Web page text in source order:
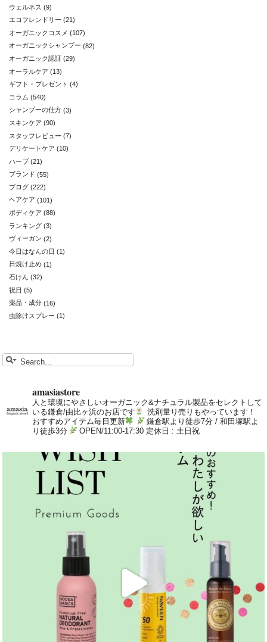
ウェルネス (9)
エコフレンドリー (21)
オーガニックコスメ (107)
オーガニックシャンプー (82)
オーガニック認証 (29)
オーラルケア (13)
ギフト・プレゼント (4)
コラム (540)
シャンプーの仕方 (3)
スキンケア (90)
スタッフレビュー (7)
デリケートケア (10)
ハーブ (21)
ブランド (55)
ブログ (222)
ヘアケア (101)
ボディケア (88)
ランキング (3)
ヴィーガン (2)
今日はなんの日 (1)
日焼け止め (1)
石けん (32)
祝日 (5)
薬品・成分 (16)
虫除けスプレー (1)
amasiastore
人と環境にやさしいオーガニック&ナチュラル製品をセレクトして
いる鎌倉/由比ヶ浜のお店です
洗剤量り売りもやっています！
おすすめアイテム毎日更新
鎌倉駅より徒歩7分 / 和田塚駅よ
り徒歩3分
OPEN/11:00-17:30 定休日 : 土日祝